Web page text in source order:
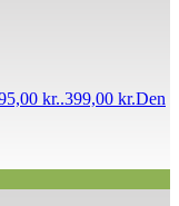
kr..399,00 kr.Den